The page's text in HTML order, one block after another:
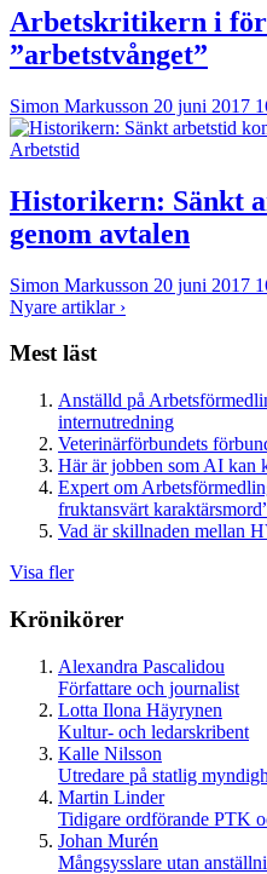
Arbetskritikern i
”arbetstvånget”
Simon Markusson 20 juni 2017
Arbetstid
Historikern: Sänkt
genom avtalen
Simon Markusson 20 juni 2017
Nyare artiklar ›
Mest läst
Anställd på
internutredning
Veterinärförbundets
Här är jobben som AI kan
Expert om
fruktansvärt
Vad är skillnaden mellan
Visa fler
Krönikörer
Alexandra Pascalidou
Författare och journalist
Lotta Ilona Häyrynen
Kultur- och ledarskribent
Kalle Nilsson
Utredare på statlig
Martin Linder
Tidigare ordförande PTK
Johan Murén
Mångsysslare utan